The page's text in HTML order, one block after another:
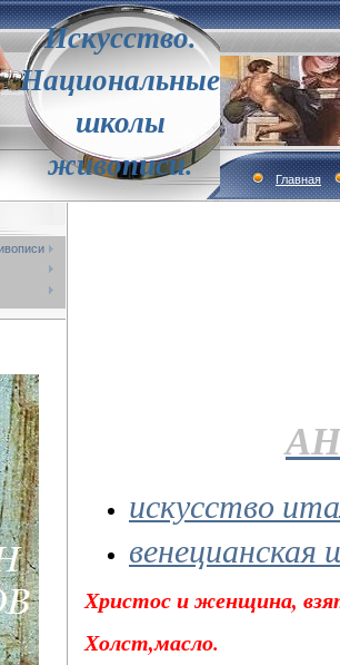
Искусство.
Национальные
школы
живописи.
Главная
искусство
венецианская
Христос и женщина,
Холст,масло.